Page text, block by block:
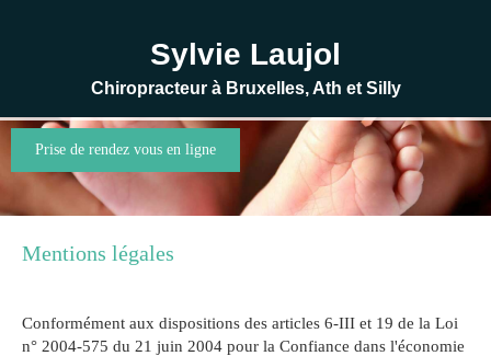
Sylvie Laujol
Chiropracteur à Bruxelles, Ath et Silly
Prise de rendez vous en ligne
Mentions légales
Conformément aux dispositions des articles 6-III et 19 de la Loi
n° 2004-575 du 21 juin 2004 pour la Confiance dans l'économie